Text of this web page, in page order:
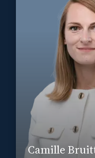
Camille
+33 3 20 14 82 14